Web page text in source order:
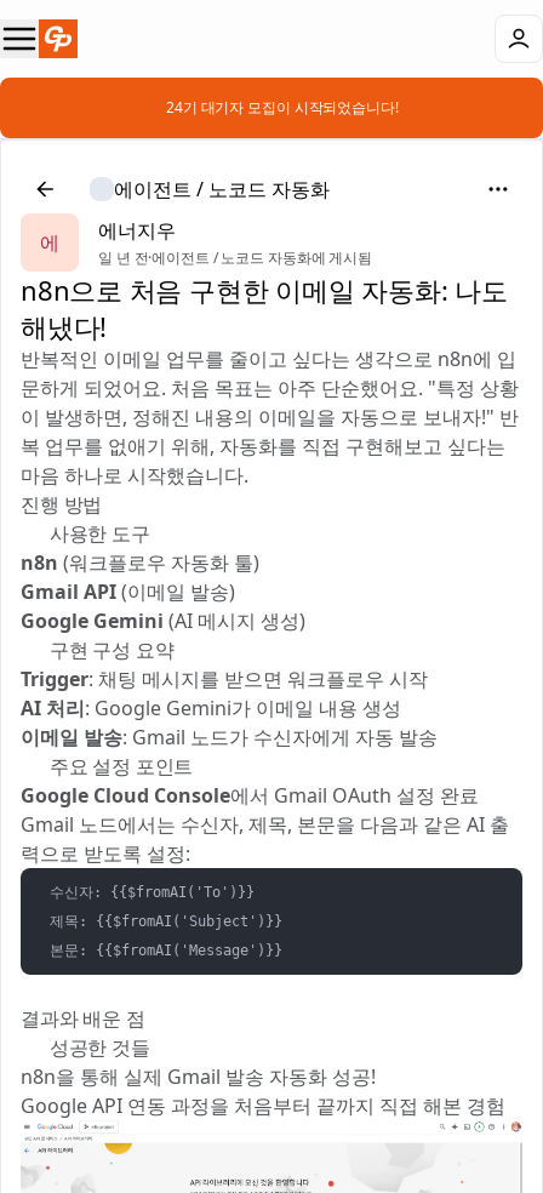
📣 24기 대기자 모집이 시작되었습니다!
에이전트 / 노코드 자동화
에
에너지우
일 년 전·에이전트 / 노코드 자동화에 게시됨
n8n으로 처음 구현한 이메일 자동화: 나도
해냈다!
반복적인 이메일 업무를 줄이고 싶다는 생각으로 n8n에 입
문하게 되었어요. 처음 목표는 아주 단순했어요. "특정 상황
이 발생하면, 정해진 내용의 이메일을 자동으로 보내자!" 반
복 업무를 없애기 위해, 자동화를 직접 구현해보고 싶다는
마음 하나로 시작했습니다.
진행 방법
🛠 사용한 도구
n8n (워크플로우 자동화 툴)
Gmail API(이메일 발송)
Google Gemini (AI 메시지 생성)
🔧 구현 구성 요약
Trigger: 채팅 메시지를 받으면 워크플로우 시작
AI 처리: Google Gemini가 이메일 내용 생성
이메일 발송: Gmail 노드가 수신자에게 자동 발송
⚙️ 주요 설정 포인트
Google Cloud Console에서 Gmail OAuth 설정 완료
Gmail 노드에서는 수신자, 제목, 본문을 다음과 같은 AI 출
력으로 받도록 설정:
수신자: {{$fromAI('To')}}
제목: {{$fromAI('Subject')}}
본문: {{$fromAI('Message')}}
결과와 배운 점
✅ 성공한 것들
n8n을 통해 실제 Gmail 발송 자동화 성공!
Google API 연동 과정을 처음부터 끝까지 직접 해본 경험